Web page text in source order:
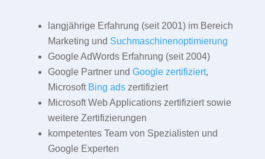
langjährige Erfahrung (seit 2001) im Bereich
Marketing und Suchmaschinenoptimierung
Google AdWords Erfahrung (seit 2004)
Google Partner und Google zertifiziert,
Microsoft Bing adszertifiziert
Microsoft Web Applications zertifiziert sowie
weitere Zertifizierungen
kompetentes Team von Spezialisten und
Google Experten